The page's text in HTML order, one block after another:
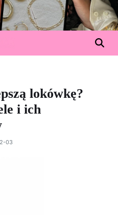
lokówkę?
i ich
03